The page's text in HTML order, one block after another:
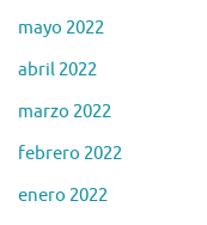
mayo 2022
abril 2022
marzo 2022
febrero 2022
enero 2022